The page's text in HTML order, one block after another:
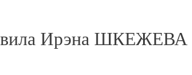
Ирэна ШКЕЖЕВА